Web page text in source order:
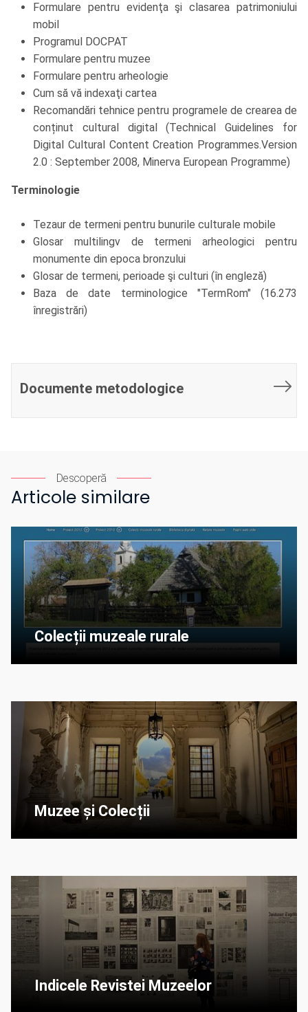
Formulare pentru evidenţa şi clasarea patrimoniului
mobil
Programul DOCPAT
Formulare pentru muzee
Formulare pentru arheologie
Cum să vă indexaţi cartea
Recomandări tehnice pentru programele de crearea de
conținut cultural digital (Technical Guidelines for
Digital Cultural Content Creation Programmes.Version
2.0 : September 2008, Minerva European Programme)
Terminologie
Tezaur de termeni pentru bunurile culturale mobile
Glosar multilingv de termeni arheologici pentru
monumente din epoca bronzului
Glosar de termeni, perioade şi culturi (în engleză)
Baza de date terminologice "TermRom" (16.273
înregistrări)
Documente metodologice
Descoperă
Articole similare
Colecții muzeale rurale
Muzee și Colecții
Indicele Revistei Muzeelor